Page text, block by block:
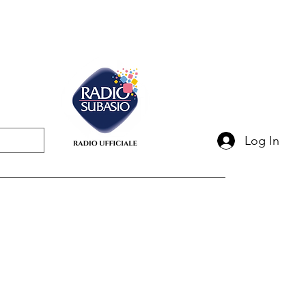
Log In